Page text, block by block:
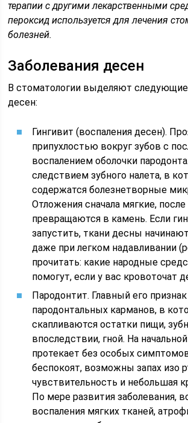
терапии с другими лекарственными
пероксид используется для лечения
болезней.
Заболевания десен
В стоматологии выделяют следующие
десен:
Гингивит (воспаления десен).
припухлостью вокруг зубов с
воспалением оболочки
следствием зубного налета, в
содержатся болезнетворные
Отложения сначала мягкие,
превращаются в камень. Если
запустить, ткани десны
даже при легком надавливании
прочитать: какие народные
помогут, если у вас кровоточат
Пародонтит. Главный его
пародонтальных карманов, в
скапливаются остатки пищи,
впоследствии, гной. На
протекает без особых
беспокоят, возможны запах изо
чувствительность и небольшая
По мере развития заболевания,
воспаления мягких тканей,